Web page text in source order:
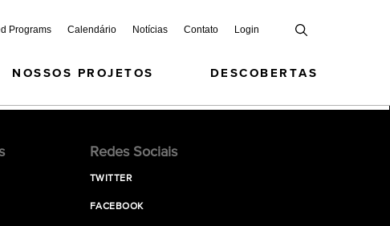
Programs Calendário Notícias Contato Login
NOSSOS PROJETOS DESCOBERTAS
Redes Sociais
TWITTER
FACEBOOK